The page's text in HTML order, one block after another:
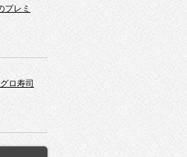
プレミ
ロ寿司